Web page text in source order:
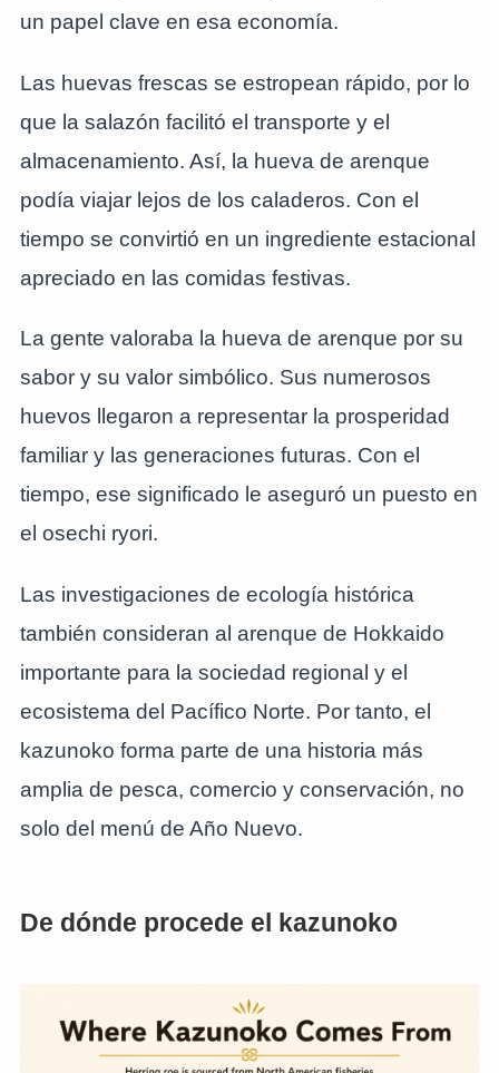
un papel clave en esa economía.
Las huevas frescas se estropean rápido, por lo
que la salazón facilitó el transporte y el
almacenamiento. Así, la hueva de arenque
podía viajar lejos de los caladeros. Con el
tiempo se convirtió en un ingrediente estacional
apreciado en las comidas festivas.
La gente valoraba la hueva de arenque por su
sabor y su valor simbólico. Sus numerosos
huevos llegaron a representar la prosperidad
familiar y las generaciones futuras. Con el
tiempo, ese significado le aseguró un puesto en
el osechi ryori.
Las investigaciones de ecología histórica
también consideran al arenque de Hokkaido
importante para la sociedad regional y el
ecosistema del Pacífico Norte. Por tanto, el
kazunoko forma parte de una historia más
amplia de pesca, comercio y conservación, no
solo del menú de Año Nuevo.
De dónde procede el kazunoko